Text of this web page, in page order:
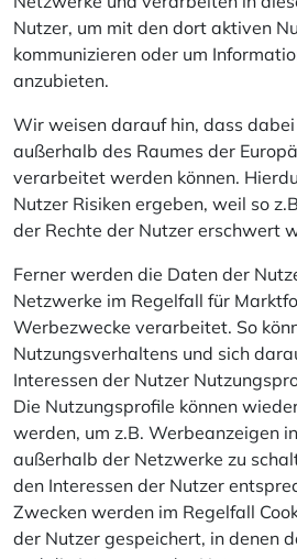
Nutzer, um mit den dort aktiven
kommunizieren oder um
anzubieten.
Wir weisen darauf hin, dass
außerhalb des Raumes der
verarbeitet werden können.
Nutzer Risiken ergeben, weil so
der Rechte der Nutzer erschwert
Ferner werden die Daten der
Netzwerke im Regelfall für
Werbezwecke verarbeitet. So
Nutzungsverhaltens und sich
Interessen der Nutzer
Die Nutzungsprofile können
werden, um z.B. Werbeanzeigen
außerhalb der Netzwerke zu
den Interessen der Nutzer
Zwecken werden im Regelfall
der Nutzer gespeichert, in denen